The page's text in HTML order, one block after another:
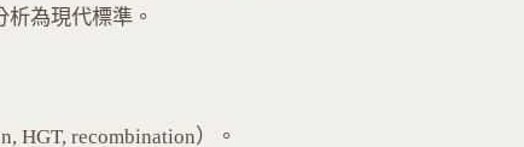
為現代標準。
HGT, recombination）。